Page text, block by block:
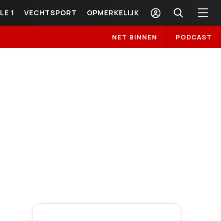
1 VECHTSPORT OPMERKELIJK
NET BINNEN PODCAST